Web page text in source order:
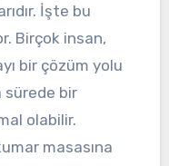
İşte bu
Birçok insan,
bir çözüm yolu
sürede bir
olabilir.
masasına